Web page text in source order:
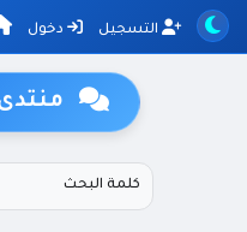
التسجيل دخول